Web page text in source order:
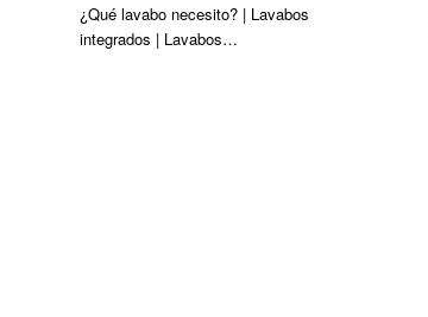
¿Qué lavabo necesito? | Lavabos
integrados | Lavabos…